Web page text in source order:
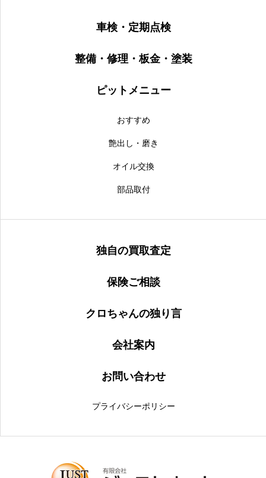
車検・定期点検
整備・修理・板金・塗装
ピットメニュー
おすすめ
艶出し・磨き
オイル交換
部品取付
独自の買取査定
保険ご相談
クロちゃんの独り言
会社案内
お問い合わせ
プライバシーポリシー